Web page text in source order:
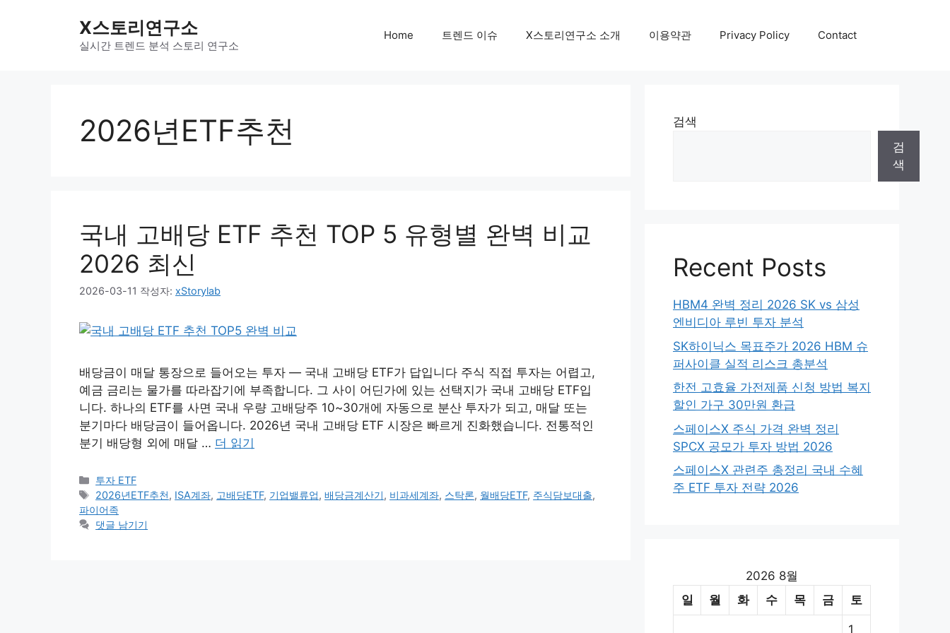
X스토리연구소
실시간 트렌드 분석 스토리 연구소
Home 트렌드 이슈 X스토리연구소 소개 이용약관 Privacy Policy Contact
2026년ETF추천
국내 고배당 ETF 추천 TOP 5 유형별 완벽 비교
2026 최신
2026-03-11 작성자: xStorylab
배당금이 매달 통장으로 들어오는 투자 — 국내 고배당 ETF가 답입니다 주식 직접 투자는 어렵고,
예금 금리는 물가를 따라잡기에 부족합니다. 그 사이 어딘가에 있는 선택지가 국내 고배당 ETF입
니다. 하나의 ETF를 사면 국내 우량 고배당주 10~30개에 자동으로 분산 투자가 되고, 매달 또는
분기마다 배당금이 들어옵니다. 2026년 국내 고배당 ETF 시장은 빠르게 진화했습니다. 전통적인
분기 배당형 외에 매달 … 더 읽기
카
테
고
리
투자 ETF
태
그
2026년ETF추천, ISA계좌, 고배당ETF, 기업밸류업,배당금계산기, 비과세계좌, 스탁론, 월배당ETF, 주식담보대출,
파이어족
댓글 남기기
검색
검
색
Recent Posts
HBM4 완벽 정리 2026 SK vs 삼성
엔비디아 루빈 투자 분석
SK하이닉스 목표주가 2026 HBM 슈
퍼사이클 실적 리스크 총분석
한전 고효율 가전제품 신청 방법 복지
할인 가구 30만원 환급
스페이스X 주식 가격 완벽 정리
SPCX 공모가 투자 방법 2026
스페이스X 관련주 총정리 국내 수혜
주 ETF 투자 전략 2026
2026 8월
일
월 화 수 목 금 토
1